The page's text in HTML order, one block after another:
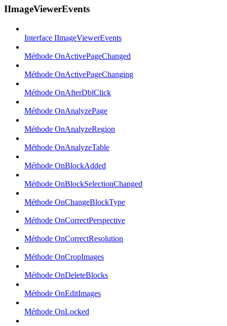
IImageViewerEvents
Interface IImageViewerEvents
Méthode OnActivePageChanged
Méthode OnActivePageChanging
Méthode OnAfterDblClick
Méthode OnAnalyzePage
Méthode OnAnalyzeRegion
Méthode OnAnalyzeTable
Méthode OnBlockAdded
Méthode OnBlockSelectionChanged
Méthode OnChangeBlockType
Méthode OnCorrectPerspective
Méthode OnCorrectResolution
Méthode OnCropImages
Méthode OnDeleteBlocks
Méthode OnEditImages
Méthode OnLocked